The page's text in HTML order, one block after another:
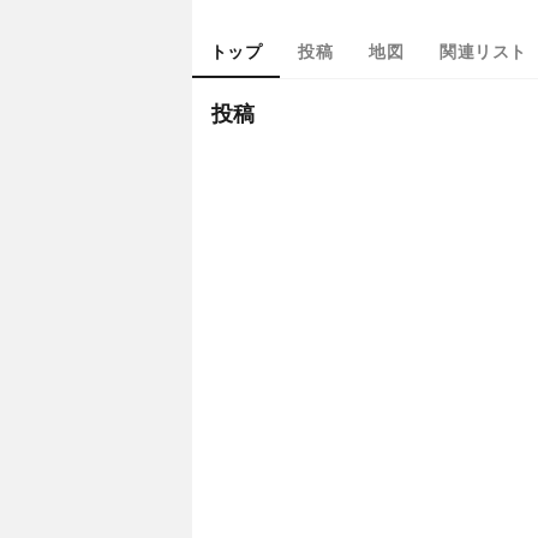
トップ 投稿 地図 関連リスト
投稿